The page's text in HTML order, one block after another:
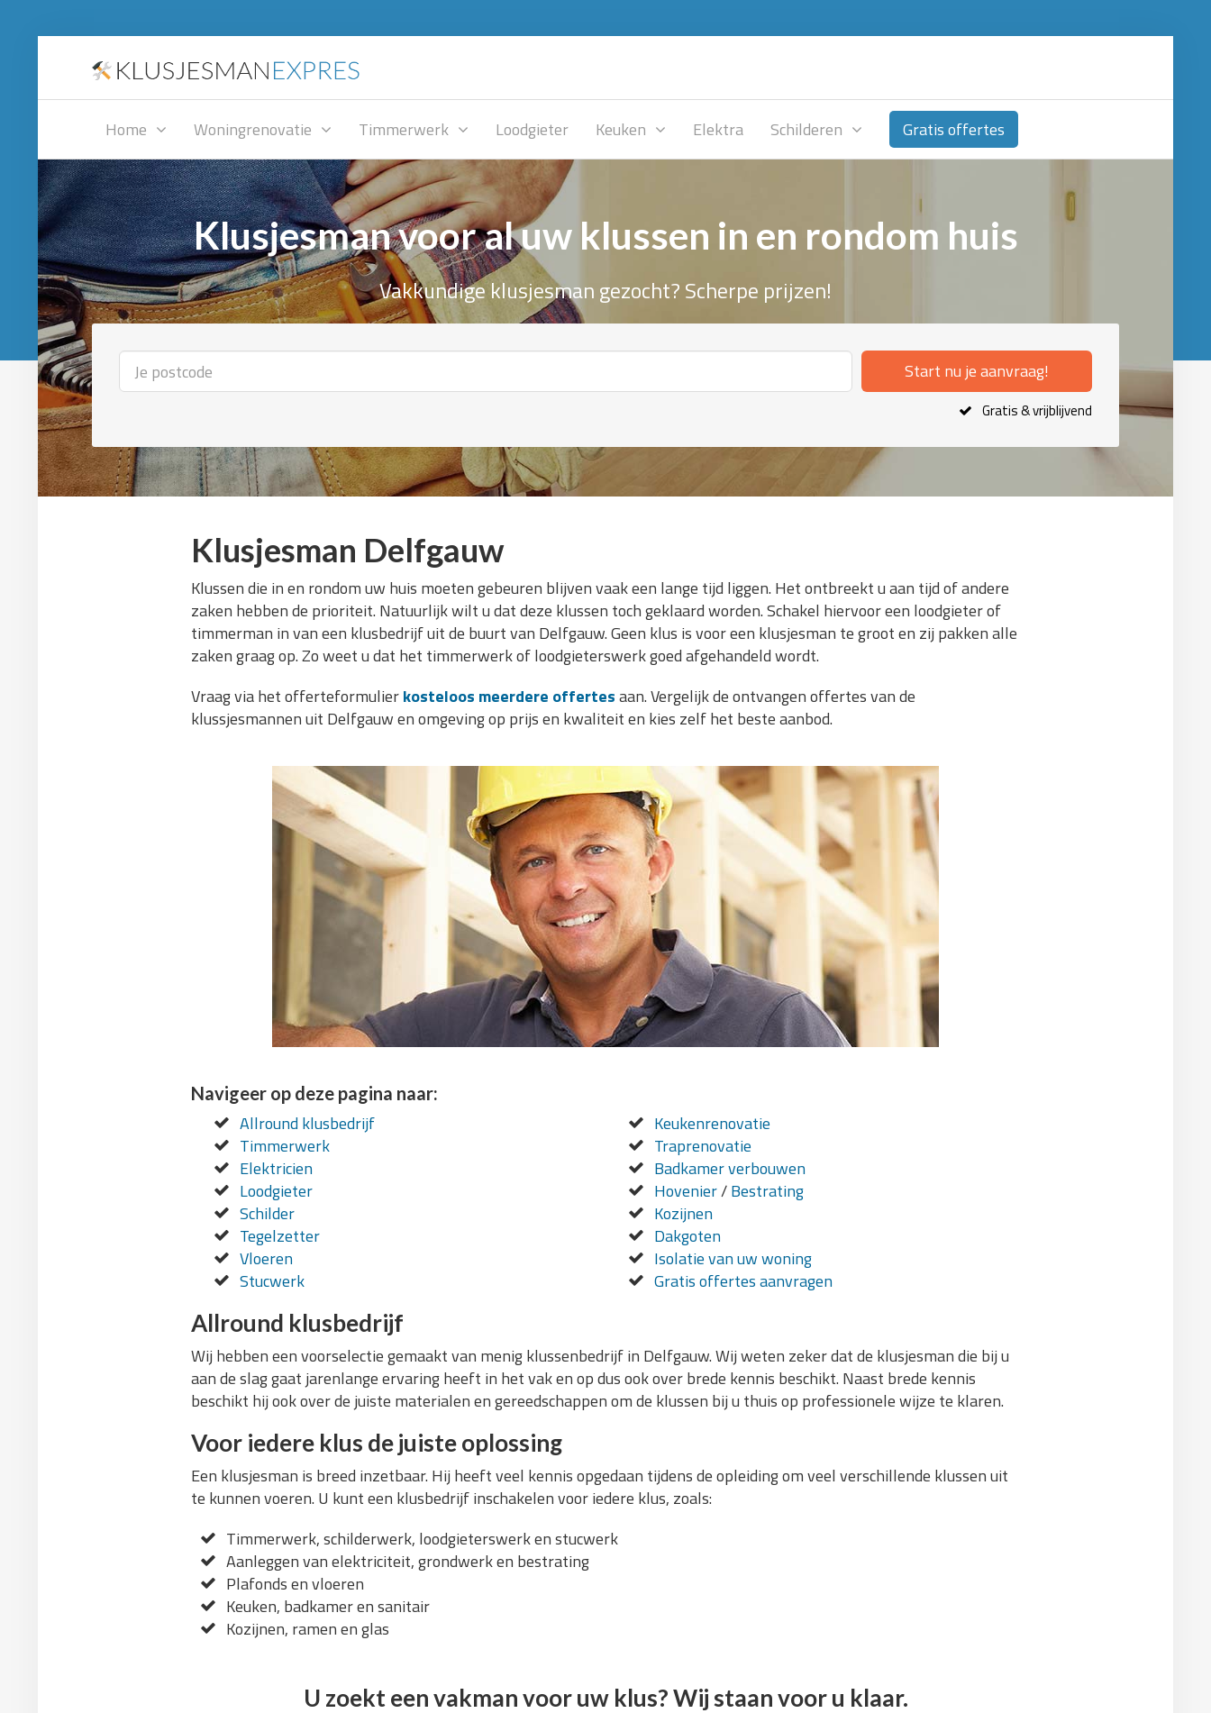
Home Woningrenovatie Timmerwerk Loodgieter Keuken Elektra Schilderen Gratis offertes
Klusjesman voor al uw klussen in en rondom huis
Vakkundige klusjesman gezocht? Scherpe prijzen!
Start nu je aanvraag!
Gratis & vrijblijvend
Klusjesman Delfgauw
Klussen die in en rondom uw huis moeten gebeuren blijven vaak een lange tijd liggen. Het ontbreekt u aan tijd of andere
zaken hebben de prioriteit. Natuurlijk wilt u dat deze klussen toch geklaard worden. Schakel hiervoor een loodgieter of
timmerman in van een klusbedrijf uit de buurt van Delfgauw. Geen klus is voor een klusjesman te groot en zij pakken alle
zaken graag op. Zo weet u dat het timmerwerk of loodgieterswerk goed afgehandeld wordt.
Vraag via het offerteformulierkosteloos meerdere offertesaan. Vergelijk de ontvangen offertes van de
klussjesmannen uit Delfgauw en omgeving op prijs en kwaliteit en kies zelf het beste aanbod.
Navigeer op deze pagina naar:
Allround klusbedrijf
Timmerwerk
Elektricien
Loodgieter
Schilder
Tegelzetter
Vloeren
Stucwerk
Keukenrenovatie
Traprenovatie
Badkamer verbouwen
Hovenier/Bestrating
Kozijnen
Dakgoten
Isolatie van uw woning
Gratis offertes aanvragen
Allround klusbedrijf
Wij hebben een voorselectie gemaakt van menig klussenbedrijf in Delfgauw. Wij weten zeker dat de klusjesman die bij u
aan de slag gaat jarenlange ervaring heeft in het vak en op dus ook over brede kennis beschikt. Naast brede kennis
beschikt hij ook over de juiste materialen en gereedschappen om de klussen bij u thuis op professionele wijze te klaren.
Voor iedere klus de juiste oplossing
Een klusjesman is breed inzetbaar. Hij heeft veel kennis opgedaan tijdens de opleiding om veel verschillende klussen uit
te kunnen voeren. U kunt een klusbedrijf inschakelen voor iedere klus, zoals:
Timmerwerk, schilderwerk, loodgieterswerk en stucwerk
Aanleggen van elektriciteit, grondwerk en bestrating
Plafonds en vloeren
Keuken, badkamer en sanitair
Kozijnen, ramen en glas
U zoekt een vakman voor uw klus? Wij staan voor u klaar.